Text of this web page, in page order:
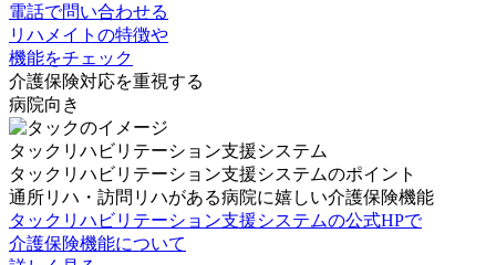
電話で問い合わせる
リハメイトの特徴や
機能をチェック
介護保険対応を重視する
病院向き
タックリハビリテーション支援システム
タックリハビリテーション支援システムのポイント
通所リハ・訪問リハがある病院に嬉しい介護保険機能
タックリハビリテーション支援システムの公式HPで
介護保険機能について